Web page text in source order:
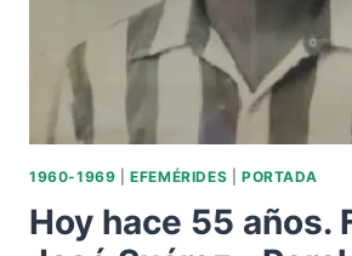
1960-1969 |EFEMÉRIDES PORTADA
Hoy hace 55 años.